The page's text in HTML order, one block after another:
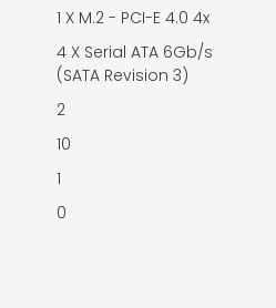
1 X M.2 - PCI-E 4.0 4x
4 X Serial ATA 6Gb/s
(SATA Revision 3)
2
10
1
0